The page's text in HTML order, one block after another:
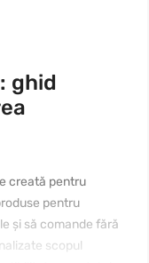
ghid
creată pentru
pentru
și să comande fără
scopul